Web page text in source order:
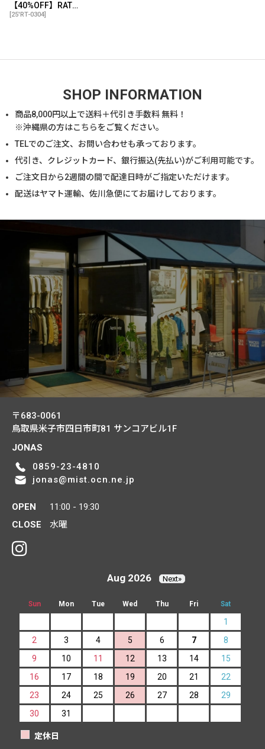
【40%OFF】RATS/FLAG POCKET TEE（CHARCOAL）［プリントポケT-25春夏］
[25'RT-0304]
SHOP INFORMATION
商品8,000円以上で送料＋代引き手数料 無料！
※沖縄県の方はこちらをご覧ください。
TELでのご注文、お問い合わせも承っております。
代引き、クレジットカード、銀行振込(先払い)がご利用可能です。
ご注文日から2週間の間で配達日時がご指定いただけます。
配送はヤマト運輸、佐川急便にてお届けしております。
〒683-0061
鳥取県米子市四日市町81 サンコアビル1F
JONAS
0859-23-4810
jonas@mist.ocn.ne.jp
OPEN
11:00 - 19:30
CLOSE
水曜
Aug 2026 Next»
Sun Mon Tue Wed Thu Fri Sat
1
2
3 4 5 6 7
8
9
10 11 12 13 14
15
16
17 18 19 20 21
22
23
24 25 26 27 28
29
30
31
定休日